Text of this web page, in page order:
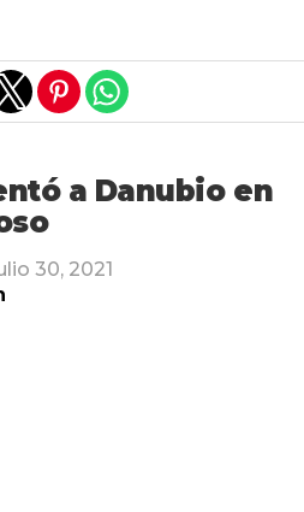
a Danubio en
30, 2021